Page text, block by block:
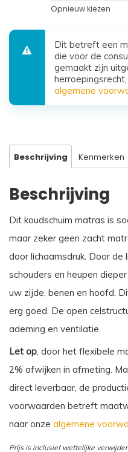
Opnieuw kiezen
Dit betreft een
die voor de
gemaakt zijn
algemene
Beschrijving Kenmerken
Beschrijving
Dit koudschuim matras is
maar zeker geen zacht
door lichaamsdruk. Door
schouders en heupen
uw zijde, benen en hoofd.
erg goed. De open
ademing en ventilatie.
Let op, door het flexibele
2% afwijken in afmeting.
direct leverbaar, de
voorwaarden betreft
naar onze algemene
Prijs is inclusief wettelijke